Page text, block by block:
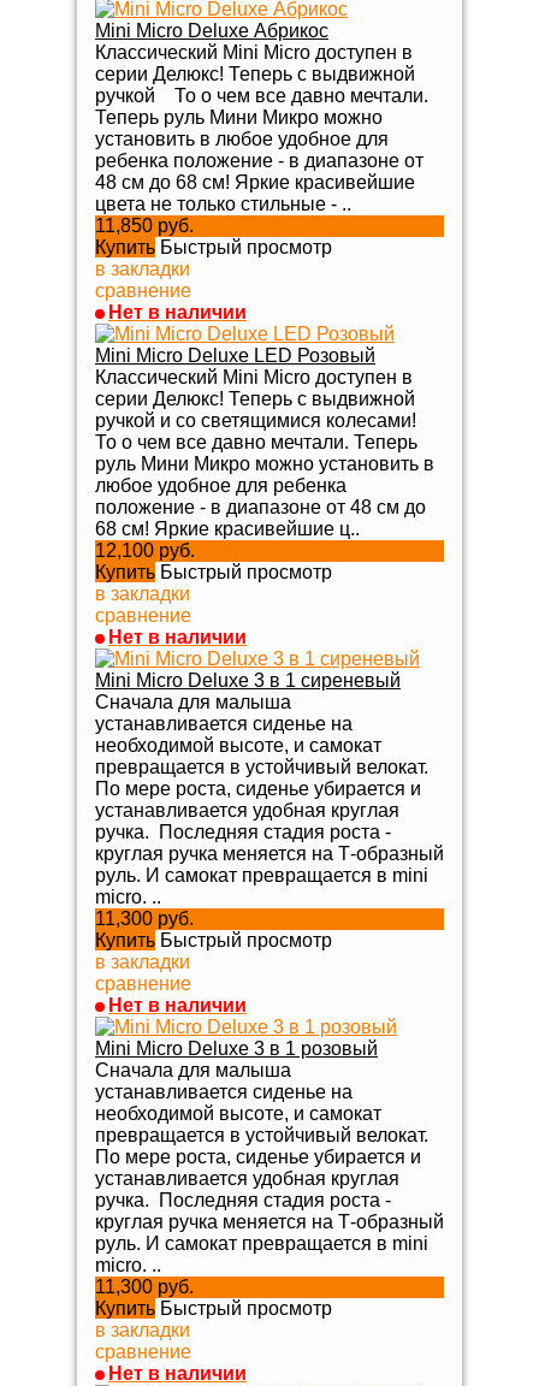
Mini Micro Deluxe Абрикос
Классический Mini Micro доступен в
серии Делюкс! Теперь с выдвижной
ручкой То о чем все давно мечтали.
Теперь руль Мини Микро можно
установить в любое удобное для
ребенка положение - в диапазоне от
48 см до 68 см! Яркие красивейшие
цвета не только стильные - ..
11,850 руб.
Купить Быстрый просмотр
в закладки
сравнение
Нет в наличии
Mini Micro Deluxe LED Розовый
Классический Mini Micro доступен в
серии Делюкс! Теперь с выдвижной
ручкой и со светящимися колесами!
То о чем все давно мечтали. Теперь
руль Мини Микро можно установить в
любое удобное для ребенка
положение - в диапазоне от 48 см до
68 см! Яркие красивейшие ц..
12,100 руб.
Купить Быстрый просмотр
в закладки
сравнение
Нет в наличии
Mini Micro Deluxe 3 в 1 сиреневый
Сначала для малыша
устанавливается сиденье на
необходимой высоте, и самокат
превращается в устойчивый велокат.
По мере роста, сиденье убирается и
устанавливается удобная круглая
ручка. Последняя стадия роста -
круглая ручка меняется на Т-образный
руль. И самокат превращается в mini
micro. ..
11,300 руб.
Купить Быстрый просмотр
в закладки
сравнение
Нет в наличии
Mini Micro Deluxe 3 в 1 розовый
Сначала для малыша
устанавливается сиденье на
необходимой высоте, и самокат
превращается в устойчивый велокат.
По мере роста, сиденье убирается и
устанавливается удобная круглая
ручка. Последняя стадия роста -
круглая ручка меняется на Т-образный
руль. И самокат превращается в mini
micro. ..
11,300 руб.
Купить Быстрый просмотр
в закладки
сравнение
Нет в наличии